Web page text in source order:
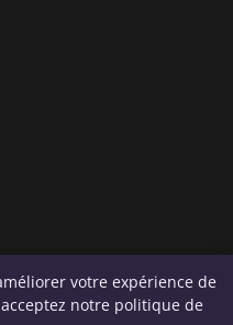
votre expérience de
notre politique de